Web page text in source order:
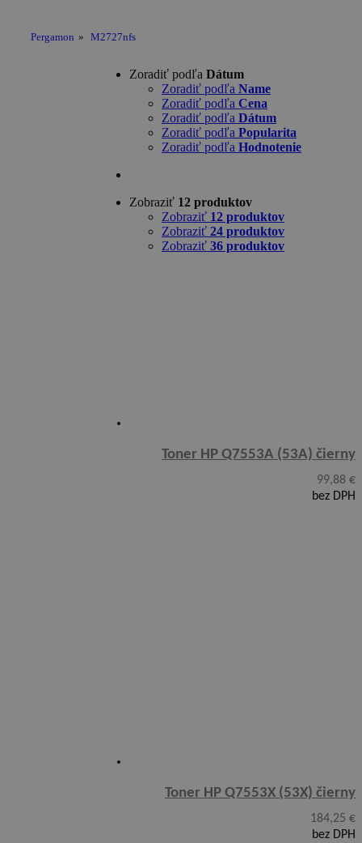
Pergamon » M2727nfs
Zoradiť podľa Dátum
Zoradiť podľa Name
Zoradiť podľa Cena
Zoradiť podľa Dátum
Zoradiť podľa Popularita
Zoradiť podľa Hodnotenie
Zobraziť 12 produktov
Zobraziť 12 produktov
Zobraziť 24 produktov
Zobraziť 36 produktov
Toner HP Q7553A (53A) čierny
99,88 €
bez DPH
Toner HP Q7553X (53X) čierny
184,25 €
bez DPH